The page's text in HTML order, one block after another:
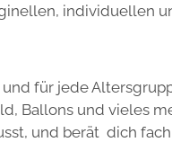
individuellen
für jede
Ballons und vieles
und berät dich